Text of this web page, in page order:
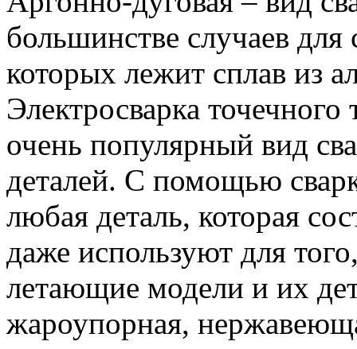
большинстве случаев для
которых лежит сплав из
Электросварка
очень популярный вид
деталей. С помощью
любая деталь, которая
даже используют для
летающие модели и их
жароупорная,